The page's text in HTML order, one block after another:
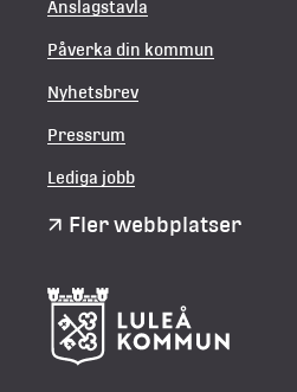
Anslagstavla
Påverka din kommun
Nyhetsbrev
Pressrum
Lediga jobb
Fler webbplatser